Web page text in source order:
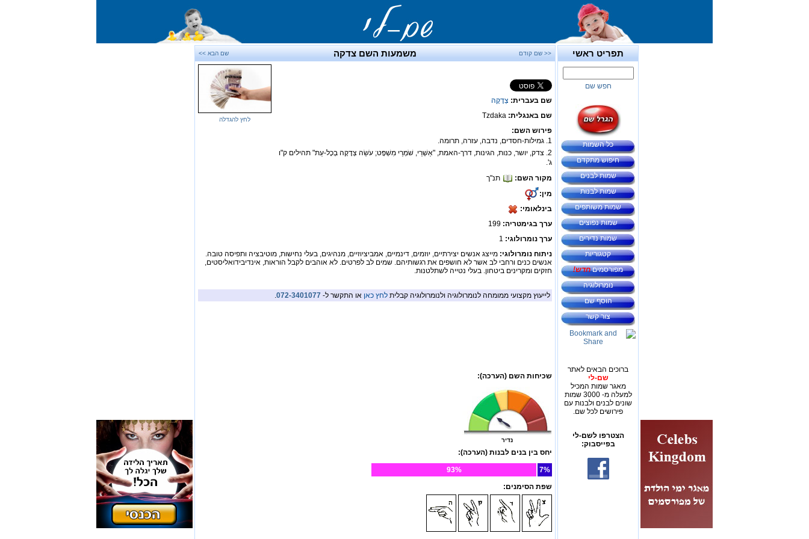
תפריט ראשי
חפש שם
כל השמות
חיפוש מתקדם
שמות לבנים
שמות לבנות
שמות משותפים
שמות נפוצים
שמות נדירים
קטגוריות
מפורסמיםחדש!
נומרולוגיה
הוסף שם
צור קשר
ברוכים הבאים לאתר
שם-לי
מאגר שמות המכיל
למעלה מ- 3000 שמות
שונים לבנים ולבנות עם
פירושים לכל שם.
הצטרפו לשם-לי
בפייסבוק:
<< שם קודם משמעות השם צדקה שם הבא >>
שם בעברית: צְדָקָה
שם באנגלית: Tzdaka
פירוש השם:
1. גמילות-חסדים, נדבה, עזרה, תרומה.
2. צדק, יושר, כנות, הגינות, דרך-האמת, "אַשְׁרֵי, שֹׁמְרֵי מִשְׁפָּט; עֹשֵׂה צְדָקָה בְכָל-עֵת" תהילים ק"ו
ג'.
מקור השם:
תנ"ך
מין:
בינלאומי:
ערך בגימטריה:
ערך נומרולוגי: 1
לחץ להגדלה
ניתוח נומרולוגי: מייצג אנשים יצירתיים, יוזמים, דינמיים, אמביציוזיים, מנהיגים, בעלי נחישות, מוטיבציה ותפיסה טובה.
אנשים כנים ורחבי לב אשר לא חושפים את רגשותיהם. שמים לב לפרטים. לא אוהבים לקבל הוראות, אינדיבידואליסטים,
חזקים ומקרינים ביטחון. בעלי נטייה לשתלטנות.
לייעוץ מקצועי ממומחה לנומרולוגיה ולנומרולוגיה קבלית לחץ כאן או התקשר ל- 072-3401077
.
שכיחות השם (הערכה):
נדיר
יחס בין בנים לבנות (הערכה):
7%
93%
שפת הסימנים: